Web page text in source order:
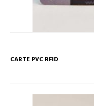
CARTE PVC RFID